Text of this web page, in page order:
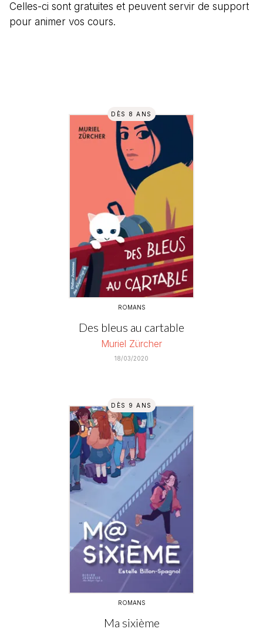
Celles-ci sont gratuites et peuvent servir de support
pour animer vos cours.
DÈS 8 ANS
ROMANS
Des bleus au cartable
Muriel Zürcher
18/03/2020
DÈS 9 ANS
ROMANS
Ma sixième